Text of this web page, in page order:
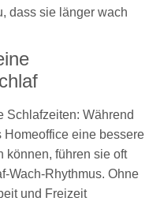
dass sie länger wach
Schlafzeiten: Während
eine bessere
können, führen sie oft
Wach-Rhythmus. Ohne
und Freizeit